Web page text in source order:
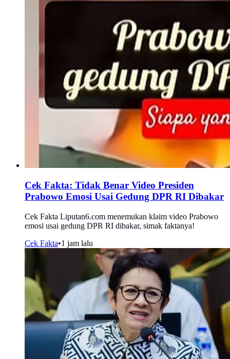
Cek Fakta: Tidak Benar Video Presiden
Prabowo Emosi Usai Gedung DPR RI Dibakar
Cek Fakta Liputan6.com menemukan klaim video Prabowo
emosi usai gedung DPR RI dibakar, simak faktanya!
Cek Fakta•1 jam lalu